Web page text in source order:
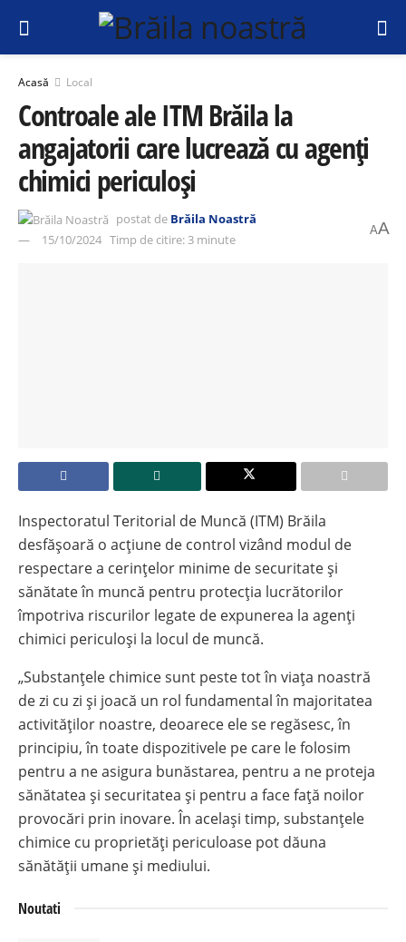
Acasă Local
Controale ale ITM Brăila la
angajatorii care lucrează cu agenţi
chimici periculoşi
postat de Brăila Noastră
15/10/2024 Timp de citire: 3 minute
AA
Inspectoratul Teritorial de Muncă (ITM) Brăila
desfășoară o acțiune de control vizând modul de
respectare a cerinţelor minime de securitate şi
sănătate în muncă pentru protecţia lucrătorilor
împotriva riscurilor legate de expunerea la agenţi
chimici periculoşi la locul de muncă.
„Substanțele chimice sunt peste tot în viața noastră
de zi cu zi și joacă un rol fundamental în majoritatea
activităților noastre, deoarece ele se regăsesc, în
principiu, în toate dispozitivele pe care le folosim
pentru a ne asigura bunăstarea, pentru a ne proteja
sănătatea și securitatea și pentru a face față noilor
provocări prin inovare. În același timp, substanțele
chimice cu proprietăți periculoase pot dăuna
sănătății umane și mediului.
Noutati